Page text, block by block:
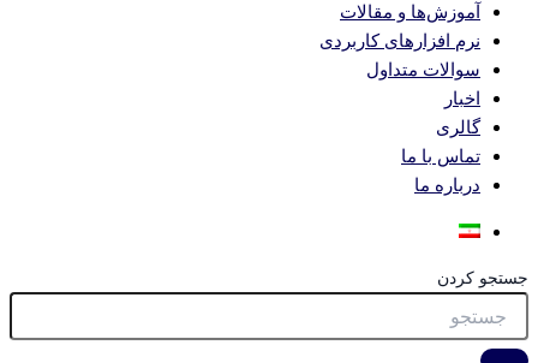
آموزش‌ها و مقالات
نرم افزارهای کاربردی
سوالات متداول
اخبار
گالری
تماس با ما
درباره ما
جستجو کردن